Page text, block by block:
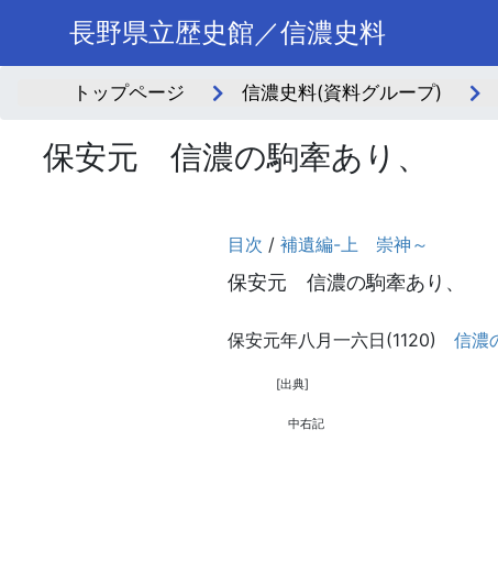
長野県立歴史館／信濃史料
トップページ 信濃史料(資料グループ)
保安元 信濃の駒牽あり、